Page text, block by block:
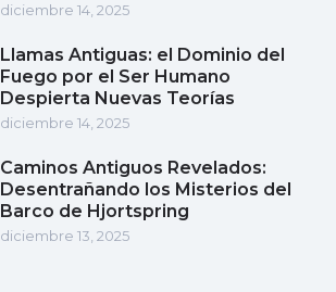
diciembre 14, 2025
Llamas Antiguas: el Dominio del
Fuego por el Ser Humano
Despierta Nuevas Teorías
diciembre 14, 2025
Caminos Antiguos Revelados:
Desentrañando los Misterios del
Barco de Hjortspring
diciembre 13, 2025